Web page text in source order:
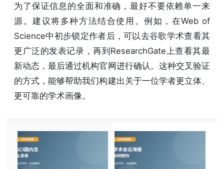
为了保证信息的全面和准确，最好不要依赖单一来
源。建议将多种方法结合使用。例如，在Web of
Science中初步锁定作者后，可以去谷歌学术查看其
更广泛的发表记录，再到ResearchGate上查看其最
新动态，最后通过机构官网进行确认。这种交叉验证
的方式，能够帮助我们构建出关于一位学者更立体、
更可靠的学术画像。